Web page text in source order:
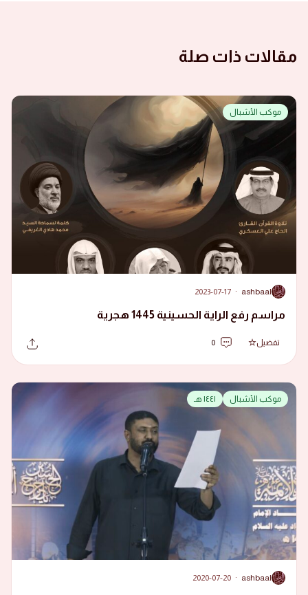
مقالات ذات صلة
موكب الأشبال
A
ashbaal
·
2023-07-17
مراسم رفع الراية الحسينية 1445 هجرية
تفضيل 0
موكب الأشبال ١٤٤١ هـ
A
ashbaal
·
2020-07-20